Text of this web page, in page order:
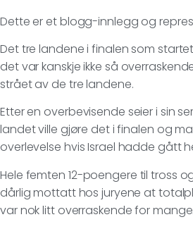
Dette er et blogg-innlegg og
Det tre landene i finalen som
det var kanskje ikke så
strået av de tre landene.
Etter en overbevisende seier i sin
landet ville gjøre det i finalen og
overlevelse hvis Israel hadde gått
Hele femten 12-poengere til tross
dårlig mottatt hos juryene at
var nok litt overraskende for mange.